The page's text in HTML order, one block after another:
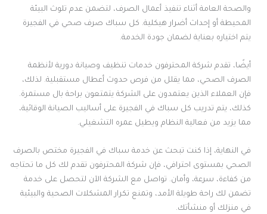
والصحة العامة أثناء تنفيذ أعمال الصرف، لتضمن عدم تلوث البيئة
المحيطة أو إحداث أضرار هيكلية. كل سباك صرف صحي في الفجيرة
يتم اختياره بعناية لضمان جودة الخدمة.
أيضًا، تقدم شركة المحترفون خدمات تنظيف وصيانة دورية لأنظمة
الصرف الصحي، مما يقلل من فرص حدوث أعطال مستقبلية. لذلك،
فإن العملاء الذين يعتمدون على الشركة يتمتعون براحة بال مستمرة.
كذلك، يتم تدريب كل سباك في الفجيرة على أساليب الصيانة الوقائية،
مما يزيد من فعالية النظام ويطيل عمره التشغيلي.
في النهاية، إذا كنت تبحث عن خدمة سباك في الفجيرة مختص بالصرف
الصحي بمستوى احترافي، فإن شركة المحترفون تقدم لك كل ما تحتاجه
من كفاءة، سرعة، وأمان. تواصل مع الشركة الآن لتحصل على خدمة
تضمن لك راحة طويلة الأمد، وتمنع تكرار المشكلات الصحية والبيئية
في منزلك أو منشأتك.